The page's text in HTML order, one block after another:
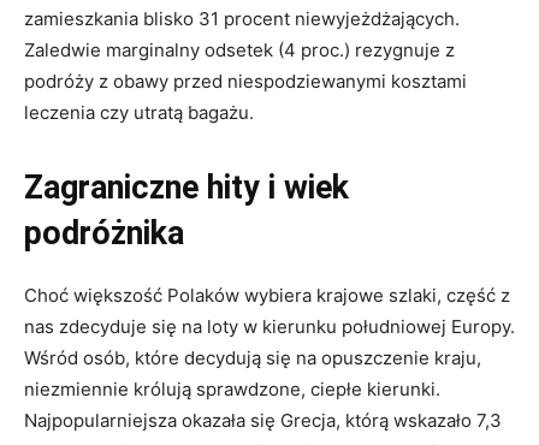
zamieszkania blisko 31 procent niewyjeżdżających.
Zaledwie marginalny odsetek (4 proc.) rezygnuje z
podróży z obawy przed niespodziewanymi kosztami
leczenia czy utratą bagażu.
Zagraniczne hity i wiek
podróżnika
Choć większość Polaków wybiera krajowe szlaki, część z
nas zdecyduje się na loty w kierunku południowej Europy.
Wśród osób, które decydują się na opuszczenie kraju,
niezmiennie królują sprawdzone, ciepłe kierunki.
Najpopularniejsza okazała się Grecja, którą wskazało 7,3